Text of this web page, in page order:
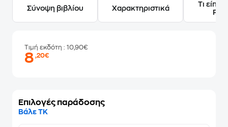
Σύνοψη βιβλίου Χαρακτηριστικά
Τι
Τιμή εκδότη : 10,90€
8,20€
Επιλογές παράδοσης
Βάλε ΤΚ